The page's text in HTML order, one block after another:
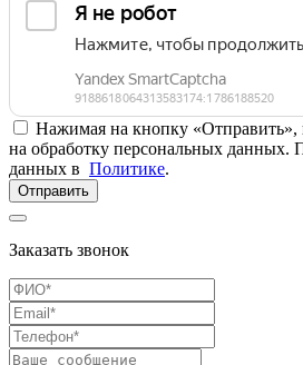
Нажимая на кнопку «Отправить»,
на обработку персональных данных.
данных в Политике.
Отправить
Заказать звонок